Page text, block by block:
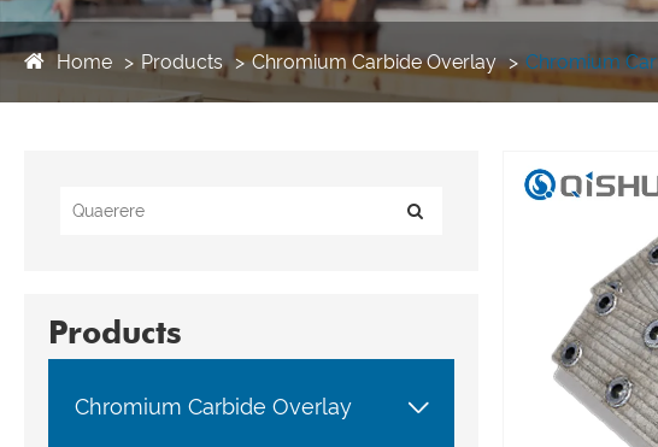
Home Products Chromium Carbide Overlay Chromium
Products
Chromium Carbide Overlay 